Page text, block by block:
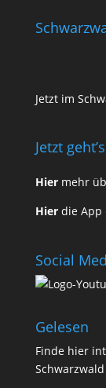
Jetzt im
Jetzt
Hiermehr
Hierdie App
Social
Gelesen
Finde hier